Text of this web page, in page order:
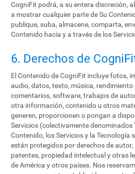
CogniFit podrá, a su entera discreción,
a mostrar cualquier parte de Su
publique, suba, almacene, comparta,
Contenido hacia y a través de los
6. Derechos de
El Contenido de CogniFit incluye fotos,
audio, datos, texto, música,
comentarios, software, trabajos de
otra información, contenido u otros
generen, proporcionen o pongan a
Servicios (colectivamente denominados
Contenido, los Servicios y la Tecnología
están protegidos por derechos de
patentes, propiedad intelectual y otras
de América y otros países. Nos